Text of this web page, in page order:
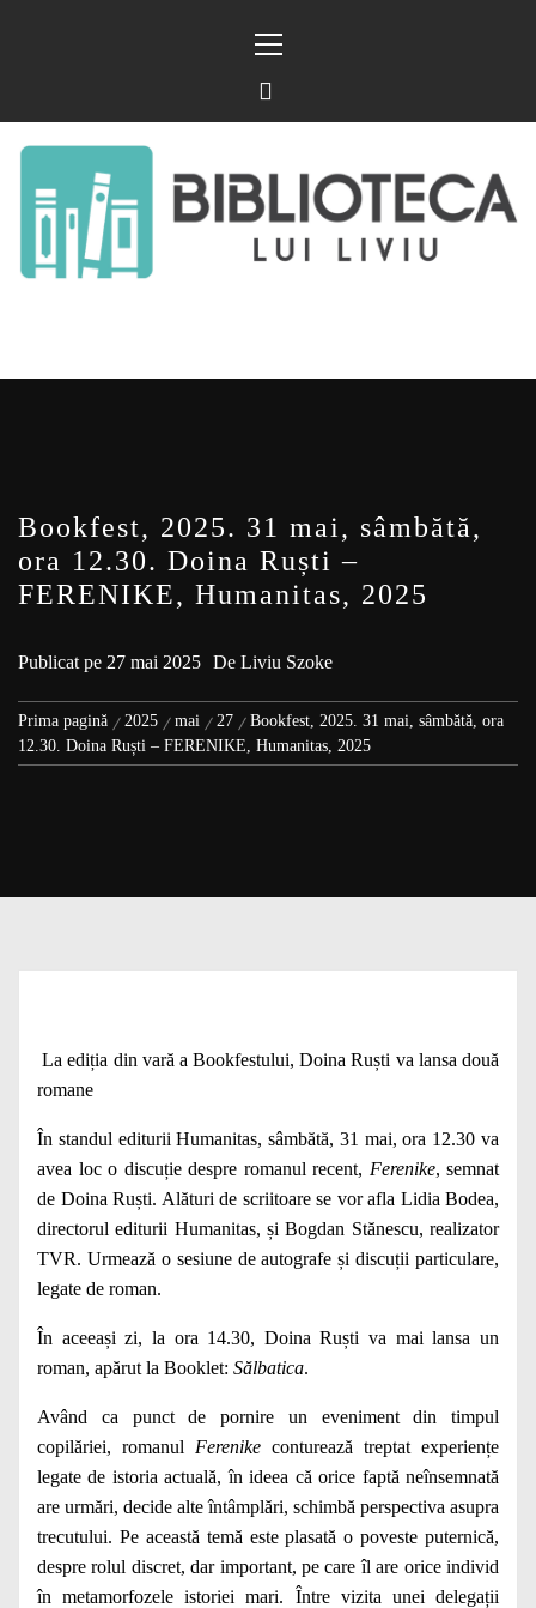
principal
LIVIU
Bookfest, 2025. 31 mai, sâmbătă,
ora 12.30. Doina Ruști –
FERENIKE, Humanitas, 2025
Publicat pe 27 mai 2025 De Liviu Szoke
Prima pagină 2025 mai 27
Bookfest, 2025. 31 mai, sâmbătă, ora
12.30. Doina Ruști – FERENIKE, Humanitas, 2025
La ediția din vară a Bookfestului, Doina Ruști va lansa două
romane
În standul editurii Humanitas, sâmbătă, 31 mai, ora 12.30 va
avea loc o discuție despre romanul recent, Ferenike, semnat
de Doina Ruști. Alături de scriitoare se vor afla Lidia Bodea,
directorul editurii Humanitas, și Bogdan Stănescu, realizator
TVR. Urmează o sesiune de autografe și discuții particulare,
legate de roman.
În aceeași zi, la ora 14.30, Doina Ruști va mai lansa un
roman, apărut la Booklet: Sălbatica.
Având ca punct de pornire un eveniment din timpul
copilăriei, romanul Ferenike conturează treptat experiențe
legate de istoria actuală, în ideea că orice faptă neînsemnată
are urmări, decide alte întâmplări, schimbă perspectiva asupra
trecutului. Pe această temă este plasată o poveste puternică,
despre rolul discret, dar important, pe care îl are orice individ
în metamorfozele istoriei mari. Între vizita unei delegații